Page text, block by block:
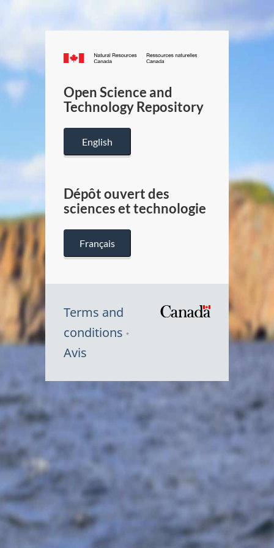
Canada.ca
/
Canada
Open Science and
Technology Repository
English
Dépôt ouvert des
sciences et technologie
Français
Terms and
conditions
Avis
Symbole
Canada